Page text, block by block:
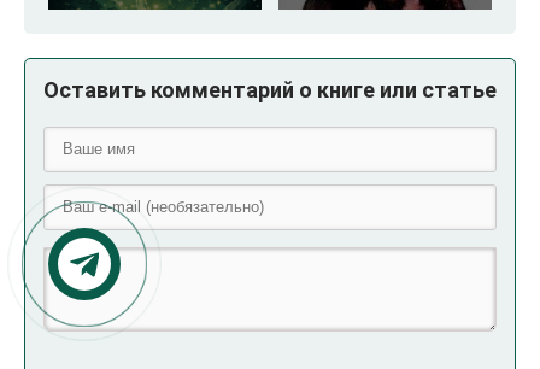
Оставить комментарий о книге или статье